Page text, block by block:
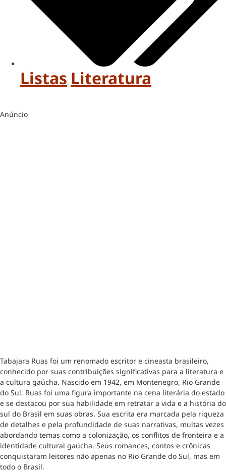
Listas, Literatura
Anúncio
Tabajara Ruas foi um renomado escritor e cineasta brasileiro,
conhecido por suas contribuições significativas para a literatura e
a cultura gaúcha. Nascido em 1942, em Montenegro, Rio Grande
do Sul, Ruas foi uma figura importante na cena literária do estado
e se destacou por sua habilidade em retratar a vida e a história do
sul do Brasil em suas obras. Sua escrita era marcada pela riqueza
de detalhes e pela profundidade de suas narrativas, muitas vezes
abordando temas como a colonização, os conflitos de fronteira e a
identidade cultural gaúcha. Seus romances, contos e crônicas
conquistaram leitores não apenas no Rio Grande do Sul, mas em
todo o Brasil.